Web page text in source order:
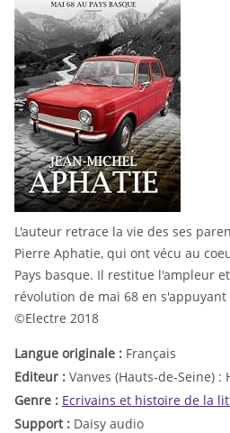
L'auteur retrace la vie des ses
Pierre Aphatie, qui ont vécu au
Pays basque. Il restitue l'ampleur
révolution de mai 68 en
©Electre 2018
Langue originale : Français
Editeur : Vanves (Hauts-de-Seine) :
Genre : Ecrivains et histoire de la
Support : Daisy audio